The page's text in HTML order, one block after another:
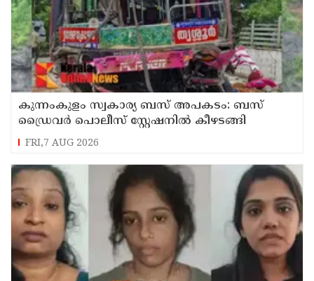
കുന്നംകുളം സ്വകാര്യ ബസ് അപകടം: ബസ്
ഡ്രൈവർ പൊലീസ് സ്റ്റേഷനിൽ കീഴടങ്ങി
FRI,7 AUG 2026